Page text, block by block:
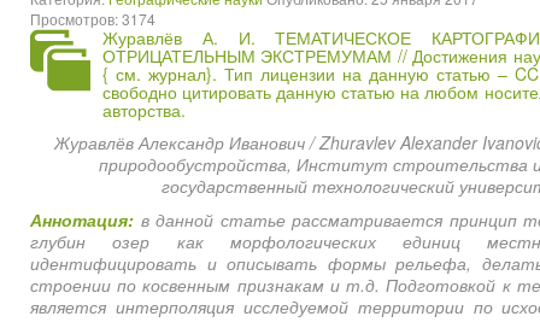
Просмотров: 3174
Журавлёв А. И. ТЕМАТИЧЕСКОЕ
ОТРИЦАТЕЛЬНЫМ ЭКСТРЕМУМАМ // Достижения
{ см. журнал}. Тип лицензии на данную статью –
свободно цитировать данную статью на любом
авторства.
Журавлёв Александр Иванович / Zhuravlev Alexander
природообустройства, Институт строительства
государственный технологический
Аннотация: в данной статье рассматривается принцип
глубин озер как морфологических единиц
идентифицировать и описывать формы рельефа,
строении по косвенным признакам и т.д. Подготовкой к
является интерполяция исследуемой территории по